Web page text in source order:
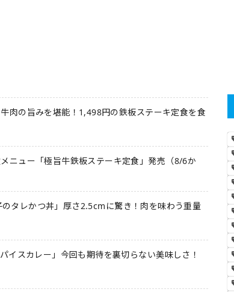
肉の旨みを堪能！1,498円の鉄板ステーキ定食を食
ニュー「極旨牛鉄板ステーキ定食」発売（8/6か
のタレかつ丼」厚さ2.5cmに驚き！肉を味わう重量
イスカレー」今回も期待を裏切らない美味しさ！